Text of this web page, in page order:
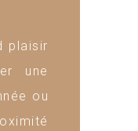
plaisir
une
ou